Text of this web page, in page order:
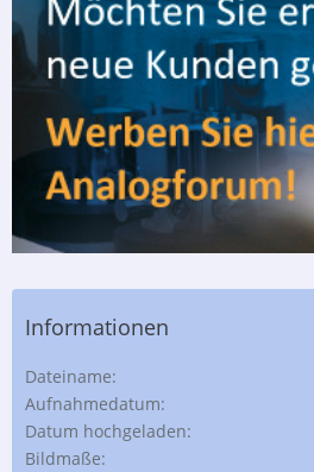
Informationen
Dateiname
Aufnahmedatum
Datum hochgeladen
Bildmaße